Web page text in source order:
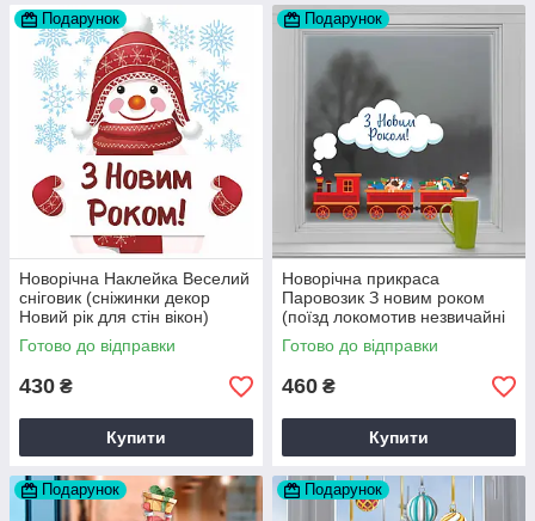
Подарунок
Новорічна Наклейка Веселий
сніговик (сніжинки декор
Новий рік для стін вікон)
Набір M 500х575мм матова
Готово до відправки
430 ₴
Купити
Подарунок
Новорічна прикраса
Паровозик З новим роком
(поїзд локомотив незвичайні
наклейки) матова 600х450
мм
Готово до відправки
460 ₴
Купити
Подарунок Подарунок